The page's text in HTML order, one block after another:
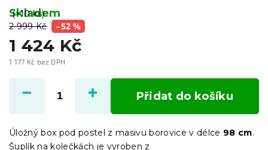
2 999 Kč –52 %
1 424 Kč
1 177 Kč bez DPH
cena:
Skladem
(>10 ks)
Přidat do košíku
Úložný box pod postel z masivu borovice v délce 98 cm.
Šuplík na kolečkách je vyroben z